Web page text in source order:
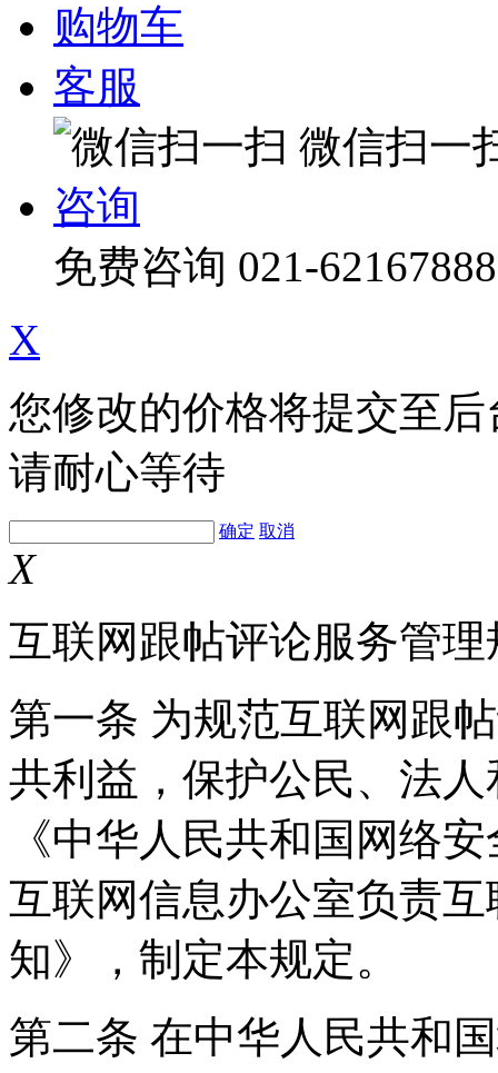
购物车
客服
微信扫一
咨询
免费咨询 021-62167888
X
您修改的价格将提交至
请耐心等待
确定 取消
X
互联网跟帖评论服务管理
第一条 为规范互联网跟
共利益，保护公民、法
《中华人民共和国网络
互联网信息办公室负责
知》，制定本规定。
第二条 在中华人民共和